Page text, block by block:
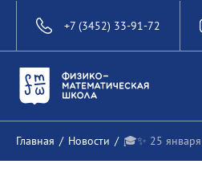
+7 (3452) 33-91-72
Главная / Новости / 🎓✨ 25